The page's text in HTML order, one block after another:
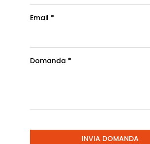
Email *
Domanda *
INVIA DOMANDA